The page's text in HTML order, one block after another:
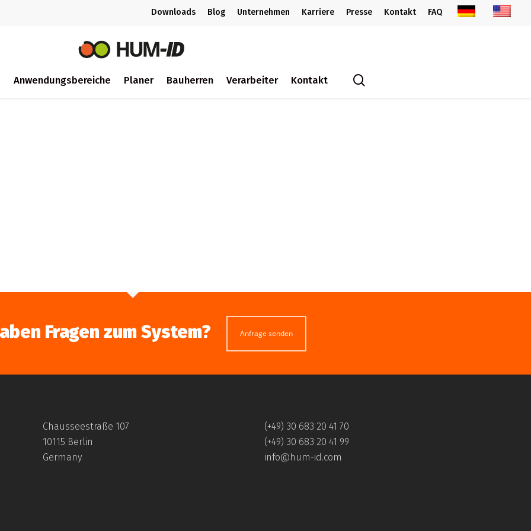
Downloads Blog Unternehmen Karriere Presse Kontakt FAQ
Anwendungsbereiche Planer Bauherren Verarbeiter Kontakt
Fragen zum System? Anfrage senden
Chausseestraße 107
10115 Berlin
Germany
(+49) 30 683 20 41 70
(+49) 30 683 20 41 99
info@hum-id.com